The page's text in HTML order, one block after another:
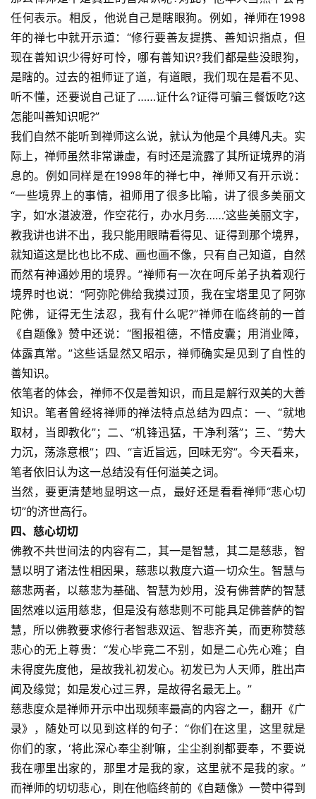
任何表示。相反，他说自己是瞎眼狗。例如，禅师在1998
年的禅七中就开示道：“修行要善友提携、善知识指点，但
现在善知识少得好可怜，哪有善知识?我们都是些没眼狗，
是瞎的。过去的祖师证了道，有道眼，我们现在是看不见、
听不懂，还要说自己证了……证什么?证得可骗三餐饭吃?这
怎能叫善知识呢?”
我们自然不能听到禅师这么说，就认为他是个具缚凡夫。实
际上，禅师虽然非常谦虚，有时还是流露了其所证境界的消
息的。例如同样是在1998年的禅七中，禅师又有开示说：
“一些境界上的事情，祖师用了很多比喻，讲了很多美丽文
字，如‘水湛波澄，作空花行，办水月务……’这些美丽文字，
教我讲也讲不出，我只能用眼睛看得见、证得到那个境界，
就知道这是比也比不成、画也画不像，只有自己知道，自然
而然有神通妙用的境界。”禅师有一次在呵斥弟子执着观行
境界时也说：“阿弥陀佛给我摸过顶，我在宝塔里见了阿弥
陀佛，证得无生法忍，我有什么呢?”禅师在临终前的一首
《自题像》赞中还说：“图报祖德，不惜皮囊；用消业障，
体露真常。”这些话显然又昭示，禅师确实是见到了自性的
善知识。
依笔者的体会，禅师不仅是善知识，而且是解行双美的大善
知识。笔者曾经将禅师的禅法特点总结为四点：一、“就地
取材，当即教化”；二、“机锋迅猛，干净利落”；三、“势大
力沉，荡涤意根”；四、“言近旨远，回味无穷”。今天看来，
笔者依旧认为这一总结没有任何溢美之词。
当然，要更清楚地显明这一点，最好还是看看禅师“悲心切
切”的济世高行。
四、慈心切切
佛教不共世间法的内容有二，其一是智慧，其二是慈悲，智
慧以明了诸法性相因果，慈悲以救度六道一切众生。智慧与
慈悲两者，以慈悲为基础、智慧为妙用，没有佛菩萨的智慧
固然难以运用慈悲，但是没有慈悲则不可能具足佛菩萨的智
慧，所以佛教要求修行者智悲双运、智悲齐美，而更称赞慈
悲心的无上尊贵：“发心毕竟二不别，如是二心先心难；自
未得度先度他，是故我礼初发心。初发已为人天师，胜出声
闻及缘觉；如是发心过三界，是故得名最无上。”
慈悲度众是禅师开示中出现频率最高的内容之一，翻开《广
录》，随处可以见到这样的句子：“你们在这里，这里就是
你们的家，‘将此深心奉尘刹’嘛，尘尘刹刹都要奉，不要说
我在哪里出家的，那里才是我的家，这里就不是我的家。”
而禅师的切切悲心，則在他临终前的《自题像》一赞中得到